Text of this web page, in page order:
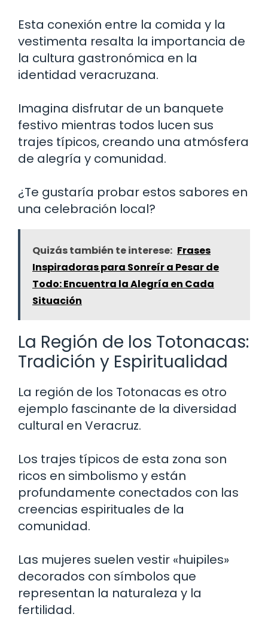
Esta conexión entre la comida y la
vestimenta resalta la importancia de
la cultura gastronómica en la
identidad veracruzana.
Imagina disfrutar de un banquete
festivo mientras todos lucen sus
trajes típicos, creando una atmósfera
de alegría y comunidad.
¿Te gustaría probar estos sabores en
una celebración local?
Quizás también te interese: Frases
Inspiradoras para Sonreír a Pesar de
Todo: Encuentra la Alegría en Cada
Situación
La Región de los Totonacas:
Tradición y Espiritualidad
La región de los Totonacas es otro
ejemplo fascinante de la diversidad
cultural en Veracruz.
Los trajes típicos de esta zona son
ricos en simbolismo y están
profundamente conectados con las
creencias espirituales de la
comunidad.
Las mujeres suelen vestir «huipiles»
decorados con símbolos que
representan la naturaleza y la
fertilidad.